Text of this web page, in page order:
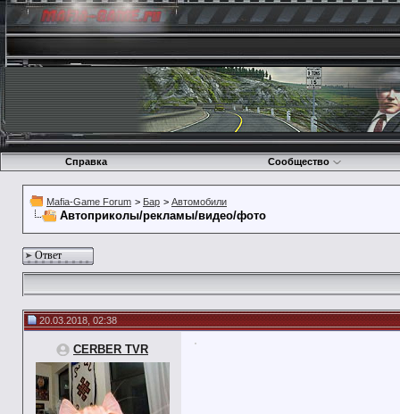
Справка Сообщество
Mafia-Game Forum > Бар > Автомобили
Автоприколы/рекламы/видео/фото
Ответ
20.03.2018, 02:38
CERBER TVR